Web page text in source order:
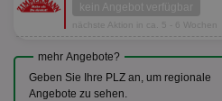
kein Angebot verfügbar
nächste Aktion in ca. 5 - 6 Wochen
mehr Angebote?
Geben Sie Ihre PLZ an, um regionale
Angebote zu sehen.